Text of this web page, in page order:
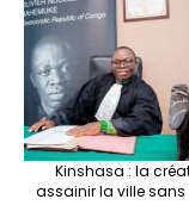
Kinshasa : la
assainir la ville sans